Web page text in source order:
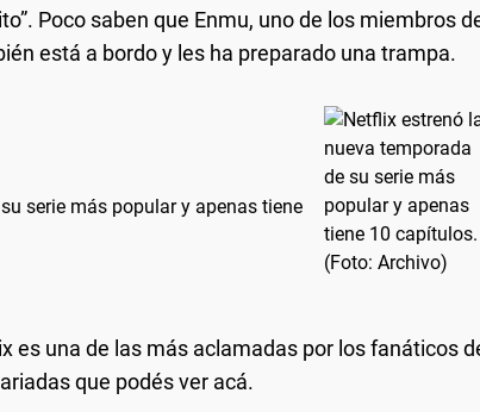
Poco saben que Enmu, uno de los miembros
está a bordo y les ha preparado una trampa.
serie más popular y apenas tiene
es una de las más aclamadas por los fanáticos
que podés ver acá.